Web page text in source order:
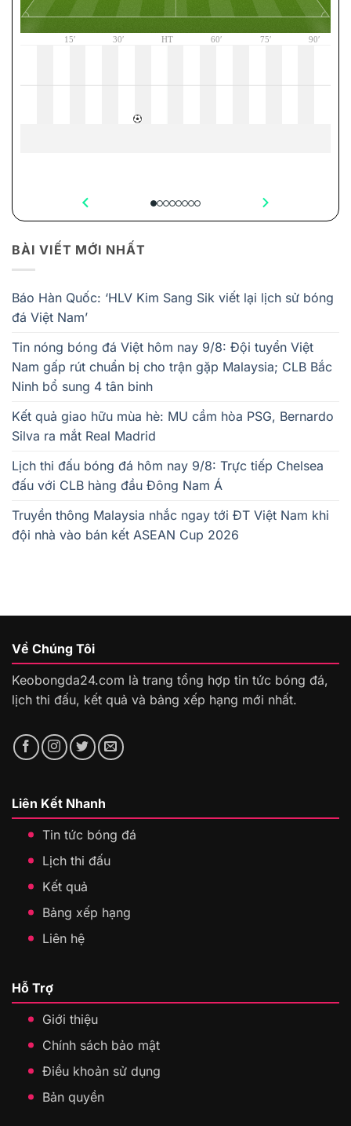
BÀI VIẾT MỚI NHẤT
Báo Hàn Quốc: ‘HLV Kim Sang Sik viết lại lịch sử bóng
đá Việt Nam’
Tin nóng bóng đá Việt hôm nay 9/8: Đội tuyển Việt
Nam gấp rút chuẩn bị cho trận gặp Malaysia; CLB Bắc
Ninh bổ sung 4 tân binh
Kết quả giao hữu mùa hè: MU cầm hòa PSG, Bernardo
Silva ra mắt Real Madrid
Lịch thi đấu bóng đá hôm nay 9/8: Trực tiếp Chelsea
đấu với CLB hàng đầu Đông Nam Á
Truyền thông Malaysia nhắc ngay tới ĐT Việt Nam khi
đội nhà vào bán kết ASEAN Cup 2026
Về Chúng Tôi
Keobongda24.com là trang tổng hợp tin tức bóng đá,
lịch thi đấu, kết quả và bảng xếp hạng mới nhất.
Liên Kết Nhanh
Tin tức bóng đá
Lịch thi đấu
Kết quả
Bảng xếp hạng
Liên hệ
Hỗ Trợ
Giới thiệu
Chính sách bảo mật
Điều khoản sử dụng
Bản quyền